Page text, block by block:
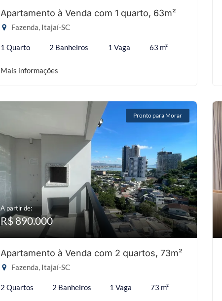
Apartamento à Venda com 1 quarto, 63m²
Fazenda, Itajaí-SC
1 Quarto 2 Banheiros 1 Vaga 63 m²
Mais informações
Pronto para Morar
A partir de:
R$ 890.000
Apartamento à Venda com 2 quartos, 73m²
Fazenda, Itajaí-SC
2 Quartos 2 Banheiros 1 Vaga 73 m²